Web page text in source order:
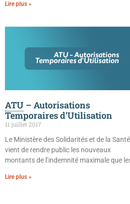
Lire plus »
ATU – Autorisations
Temporaires d’Utilisation
11 juillet 2017
Le Ministère des Solidarités et de la Santé
vient de rendre public les nouveaux
montants de l’indemnité maximale que
Lire plus »